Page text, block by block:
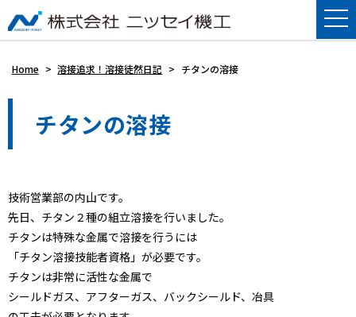
Home > 溶接追求！溶接徒然日記 > チタンの溶接
チタンの溶接
技術営業部の内山です。
先日、チタン２種の組立溶接を行いました。
チタンは特殊な金属で溶接を行うには
「チタン溶接技能者資格」が必要です。
チタンは非常に活性な金属で
シールドガス、アフターガス、バックシールド、冶具